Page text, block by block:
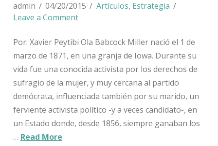
admin 04/20/2015 Artículos, Estrategia
Leave a Comment
Por: Xavier Peytibi Ola Babcock Miller nació el 1 de
marzo de 1871, en una granja de Iowa. Durante su
vida fue una conocida activista por los derechos de
sufragio de la mujer, y muy cercana al partido
demócrata, influenciada también por su marido, un
ferviente activista político -y a veces candidato-, en
un Estado donde, desde 1856, siempre ganaban los
… Read More